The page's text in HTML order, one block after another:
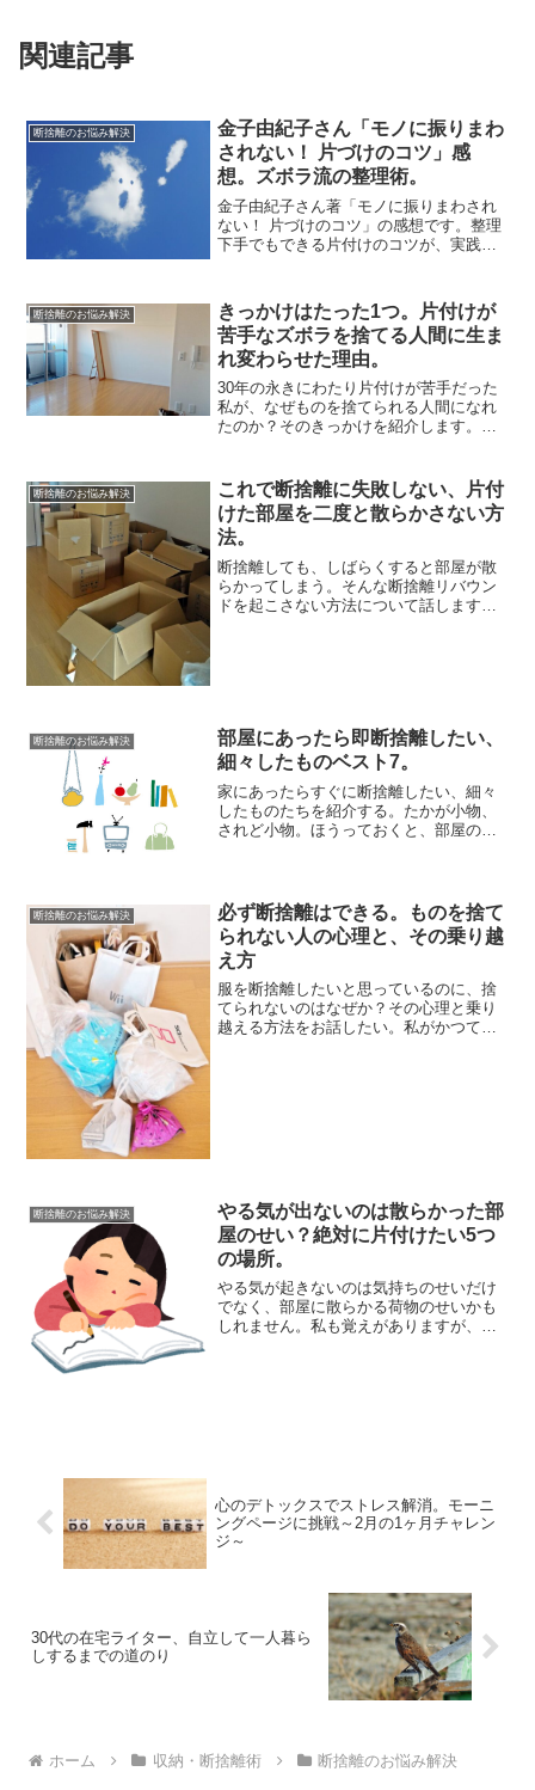
関連記事
断捨離のお悩み解決
金子由紀子さん「モノに振りまわ
されない！ 片づけのコツ」感
想。ズボラ流の整理術。
金子由紀子さん著「モノに振りまわされ
ない！ 片づけのコツ」の感想です。整理
下手でもできる片付けのコツが、実践的
片付ける力があれば良い。この金子さん
の考えは、ものの管理が...
断捨離のお悩み解決
きっかけはたった1つ。片付けが
苦手なズボラを捨てる人間に生ま
れ変わらせた理由。
30年の永きにわたり片付けが苦手だった
私が、なぜものを捨てられる人間になれ
たのか？そのきっかけを紹介します。ど
うのは本当にあります。問題は、その一
歩を踏み出せるかど...
断捨離のお悩み解決
これで断捨離に失敗しない、片付
けた部屋を二度と散らかさない方
法。
断捨離しても、しばらくすると部屋が散
らかってしまう。そんな断捨離リバウン
ドを起こさない方法について話します。
断捨離のお悩み解決
部屋にあったら即断捨離したい、
細々したものベスト7。
家にあったらすぐに断捨離したい、細々
したものたちを紹介する。たかが小物、
されど小物。ほうっておくと、部屋のな
るんじゃないだろうか？1...
断捨離のお悩み解決
必ず断捨離はできる。ものを捨て
られない人の心理と、その乗り越
え方
服を断捨離したいと思っているのに、捨
てられないのはなぜか？その心理と乗り
越える方法をお話したい。私がかつて大
断捨離のお悩み解決
やる気が出ないのは散らかった部
屋のせい？絶対に片付けたい5つ
の場所。
やる気が起きないのは気持ちのせいだけ
でなく、部屋に散らかる荷物のせいかも
しれません。私も覚えがありますが、
心のデトックスでストレス解消。モーニ
ングページに挑戦～2月の1ヶ月チャレン
ジ～
30代の在宅ライター、自立して一人暮ら
しするまでの道のり
ホーム 収納・断捨離術 断捨離のお悩み解決